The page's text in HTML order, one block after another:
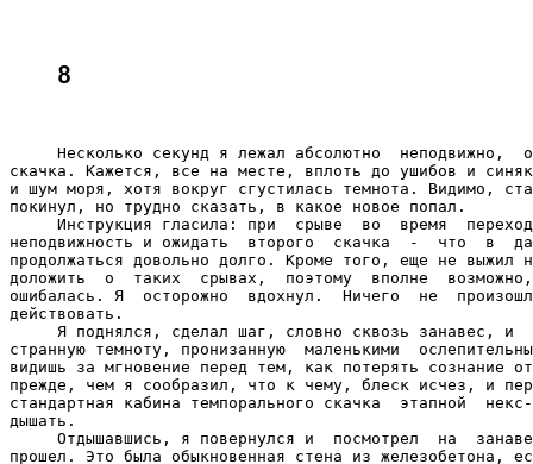
8
Несколько секунд я лежал абсолютно  неподвижно,
скачка. Кажется, все на месте, вплоть до ушибов и
и шум моря, хотя вокруг сгустилась темнота. Видимо,
покинул, но трудно сказать, в какое новое попал.
Инструкция гласила: при  срыве  во  время
неподвижность и ожидать  второго  скачка  -  что  в
продолжаться довольно долго. Кроме того, еще не
доложить  о  таких  срывах,  поэтому  вполне
ошибалась. Я  осторожно  вдохнул.  Ничего  не
действовать.
Я поднялся, сделал шаг, словно сквозь занавес, и
странную темноту, пронизанную  маленькими
видишь за мгновение перед тем, как потерять сознание
прежде, чем я сообразил, что к чему, блеск исчез, и
стандартная кабина темпорального скачка  этапной
дышать.
Отдышавшись, я повернулся и  посмотрел  на
прошел. Это была обыкновенная стена из железобетона,